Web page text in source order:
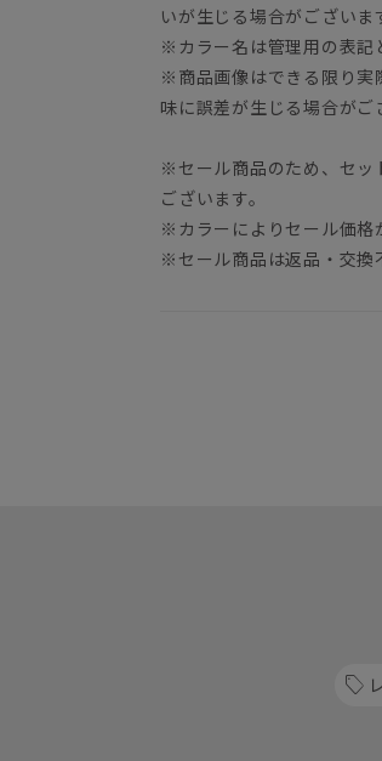
いが生じる場合がございま
※カラー名は管理用の表記
※商品画像はできる限り実
味に誤差が生じる場合がご
※セール商品のため、セッ
ございます。
※カラーによりセール価格
※セール商品は返品・交換